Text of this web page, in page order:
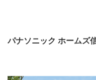
パナソニック ホームズ